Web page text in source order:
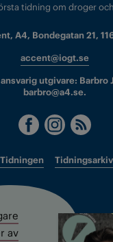
tidning om droger
A4, Bondegatan 21,
accent@iogt.se
utgivare: Barbro
barbro@a4.se.
Tidningsarkiv
av